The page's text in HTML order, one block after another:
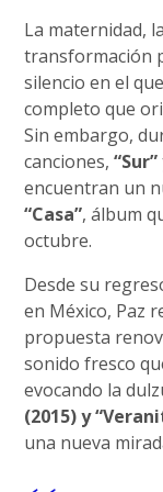
La maternidad,
transformación
silencio en el
completo que
Sin embargo,
canciones,
encuentran un
“Casa”, álbum
octubre.
Desde su
en México, Paz
propuesta
sonido fresco
evocando la
(2015) y
una nueva